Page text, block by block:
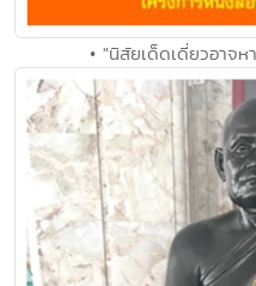
• "นิสัยเด็ดเดี่ยวอาจ